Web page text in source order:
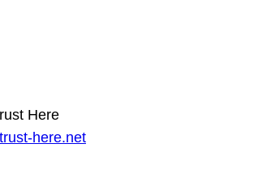
Here
trust-here.net